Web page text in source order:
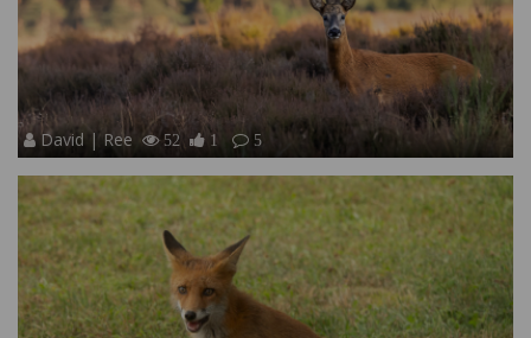
David | Ree 52 1 5